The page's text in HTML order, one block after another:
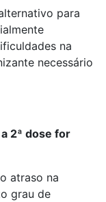
para
na
necessário
2ª dose for
atraso na
grau de